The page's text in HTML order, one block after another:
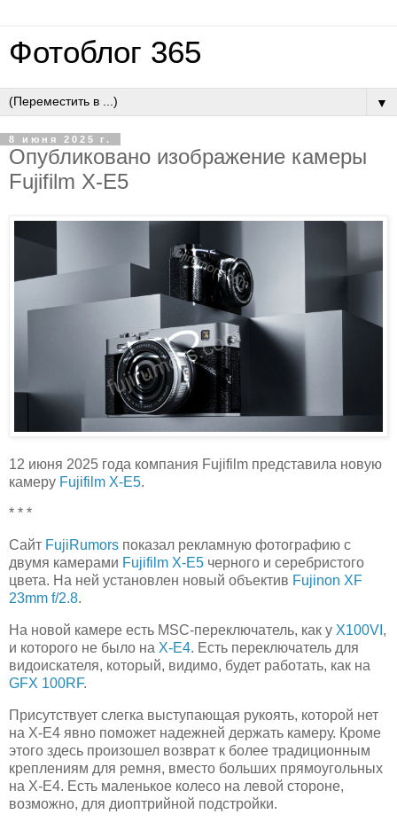
Фотоблог 365
▼
8 июня 2025 г.
Опубликовано изображение камеры
Fujifilm X-E5
12 июня 2025 года компания Fujifilm представила новую
камеру Fujifilm X-E5.
* * *
Сайт FujiRumors показал рекламную фотографию с
двумя камерами Fujifilm X-E5 черного и серебристого
цвета. На ней установлен новый объектив Fujinon XF
23mm f/2.8.
На новой камере есть MSC-переключатель, как у X100VI ,
и которого не было на X-E4. Есть переключатель для
видоискателя, который, видимо, будет работать, как на
GFX 100RF.
Присутствует слегка выступающая рукоять, которой нет
на X-E4 явно поможет надежней держать камеру. Кроме
этого здесь произошел возврат к более традиционным
креплениям для ремня, вместо больших прямоугольных
на X-E4. Есть маленькое колесо на левой стороне,
возможно, для диоптрийной подстройки.